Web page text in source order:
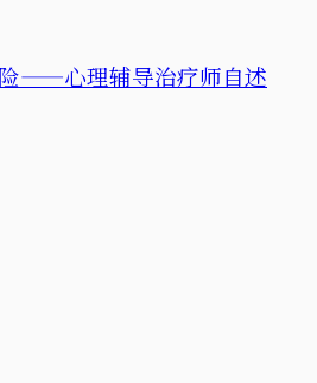
——心理辅导治疗师自述